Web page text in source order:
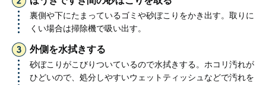
裏側や下にたまっているゴミや砂ぼこりをかき出す。取りに
くい場合は掃除機で吸い出す。
外側を水拭きする
砂ぼこりがこびりついているので水拭きする。ホコリ汚れが
ひどいので、処分しやすいウェットティッシュなどで汚れを